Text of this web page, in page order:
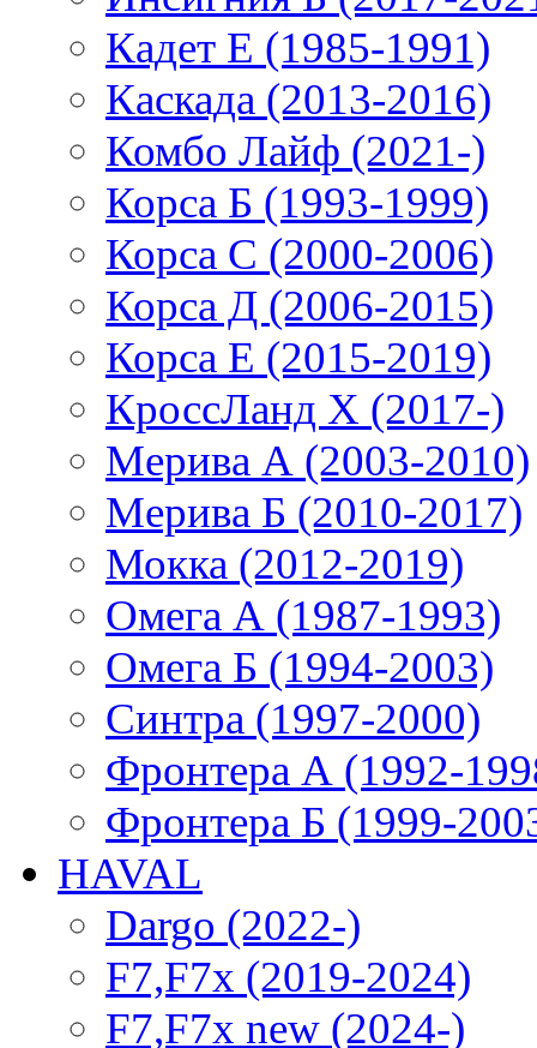
Кадет Е (1985-1991)
Каскада (2013-2016)
Комбо Лайф (2021-)
Корса Б (1993-1999)
Корса С (2000-2006)
Корса Д (2006-2015)
Корса E (2015-2019)
КроссЛанд X (2017-)
Мерива А (2003-2010)
Мерива Б (2010-2017)
Мокка (2012-2019)
Омега А (1987-1993)
Омега Б (1994-2003)
Синтра (1997-2000)
Фронтера А (1992-
Фронтера Б (1999-
HAVAL
Dargo (2022-)
F7,F7x (2019-2024)
F7,F7x new (2024-)